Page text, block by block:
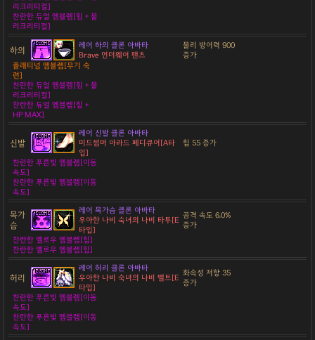
리크리티컬]
찬란한 듀얼 엠블렘[힘 + 물
리크리티컬]
하의
레어 하의 클론 아바타
Brave 언더웨어 팬츠
물리 방어력 900
증가
플래티넘 엠블렘[무기 숙
련]
찬란한 듀얼 엠블렘[힘 + 물
리크리티컬]
찬란한 듀얼 엠블렘[힘 +
HP MAX]
신발
레어 신발 클론 아바타
미드썸머 아라드 페디큐어[A타
입]
힘 55 증가
찬란한 푸른빛 엠블렘[이동
속도]
찬란한 푸른빛 엠블렘[이동
속도]
목가
슴
레어 목가슴 클론 아바타
우아한 나비 숙녀의 나비 타투[E
타입]
공격 속도 6.0%
증가
찬란한 옐로우 엠블렘[힘]
찬란한 옐로우 엠블렘[힘]
허리
레어 허리 클론 아바타
우아한 나비 숙녀의 나비 벨트[E
타입]
화속성 저항 35
증가
찬란한 푸른빛 엠블렘[이동
속도]
찬란한 푸른빛 엠블렘[이동
속도]